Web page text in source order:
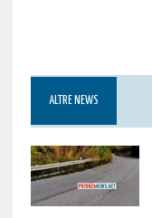
ALTRE NEWS